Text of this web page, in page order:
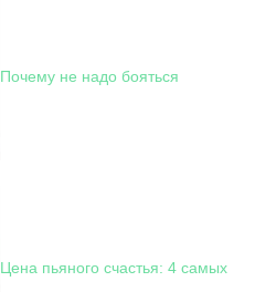
Почему не надо бояться
Цена пьяного счастья: 4 самых